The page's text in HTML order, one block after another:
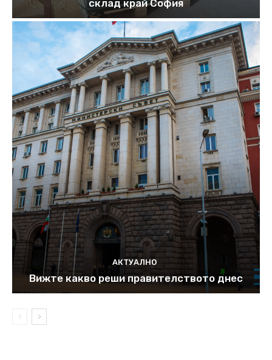
склад край София
АКТУАЛНО
Вижте какво реши правителството днес